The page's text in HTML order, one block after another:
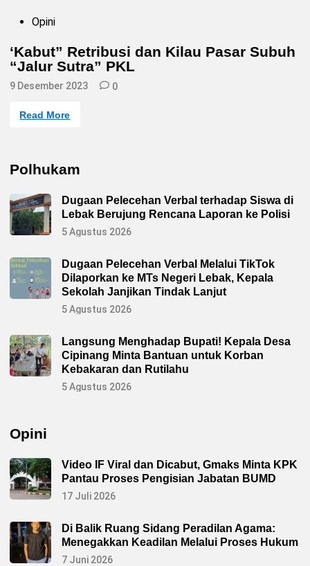
t
e
i
Opini
‘Kabut” Retribusi dan Kilau Pasar Subuh
“Jalur Sutra” PKL
9 Desember 2023 0
‘
K
”
e
t
r
i
b
i
d
a
K
u
P
a
s
a
h
“
a
l
u
r
S
t
r
a
”
P
Read More
Polhukam
Dugaan Pelecehan Verbal terhadap Siswa di
Lebak Berujung Rencana Laporan ke Polisi
5 Agustus 2026
Dugaan Pelecehan Verbal Melalui TikTok
Dilaporkan ke MTs Negeri Lebak, Kepala
Sekolah Janjikan Tindak Lanjut
5 Agustus 2026
Langsung Menghadap Bupati! Kepala Desa
Cipinang Minta Bantuan untuk Korban
Kebakaran dan Rutilahu
5 Agustus 2026
Opini
Video IF Viral dan Dicabut, Gmaks Minta KPK
Pantau Proses Pengisian Jabatan BUMD
17 Juli 2026
Di Balik Ruang Sidang Peradilan Agama:
Menegakkan Keadilan Melalui Proses Hukum
7 Juni 2026